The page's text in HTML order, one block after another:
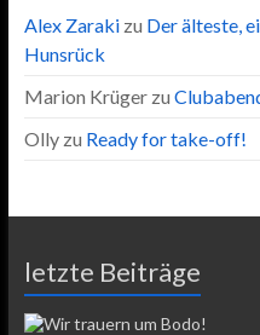
Alex Zarakizu Der älteste,
Hunsrück
Marion Krügerzu
Ollyzu Ready for take-off!
letzte Beiträge